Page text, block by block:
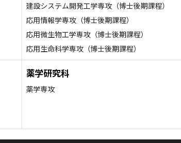
建設システム開発工学専攻（博士後期課程）
応用情報学専攻（博士後期課程）
応用微生物工学専攻（博士後期課程）
応用生命科学専攻（博士後期課程）
薬学研究科
薬学専攻